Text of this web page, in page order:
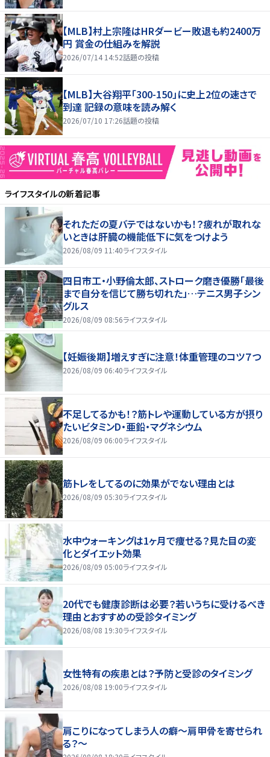
【MLB】村上宗隆はHRダービー敗退も約2400万
円 賞金の仕組みを解説
2026/07/14 14:52話題の投稿
【MLB】大谷翔平「300-150」に史上2位の速さで
到達 記録の意味を読み解く
2026/07/10 17:26話題の投稿
ライフスタイルの新着記事
それただの夏バテではないかも！？疲れが取れな
いときは肝臓の機能低下に気をつけよう
2026/08/09 11:40ライフスタイル
四日市工・小野倫太郎、ストローク磨き優勝「最後
まで自分を信じて勝ち切れた」…テニス男子シン
グルス
2026/08/09 08:56ライフスタイル
【妊娠後期】増えすぎに注意！体重管理のコツ７つ
2026/08/09 06:40ライフスタイル
不足してるかも！？筋トレや運動している方が摂り
たいビタミンD・亜鉛・マグネシウム
2026/08/09 06:00ライフスタイル
筋トレをしてるのに効果がでない理由とは
2026/08/09 05:30ライフスタイル
水中ウォーキングは1ヶ月で痩せる？見た目の変
化とダイエット効果
2026/08/09 05:00ライフスタイル
20代でも健康診断は必要？若いうちに受けるべき
理由とおすすめの受診タイミング
2026/08/08 19:30ライフスタイル
女性特有の疾患とは？予防と受診のタイミング
2026/08/08 19:00ライフスタイル
肩こりになってしまう人の癖～肩甲骨を寄せられ
る？～